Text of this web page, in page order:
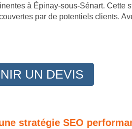
à Épinay-sous-Sénart. Cette
par de potentiels clients.
UN DEVIS
stratégie SEO